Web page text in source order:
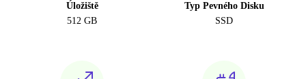
Úložiště
512 GB
Typ Pevného Disku
SSD